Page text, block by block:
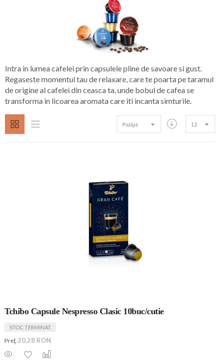
Intra in lumea cafelei prin capsulele pline de savoare si gust.
Regaseste momentul tau de relaxare, care te poarta pe taramul
de origine al cafelei din ceasca ta, unde bobul de cafea se
transforma in licoarea aromata care iti incanta simturile.
12
Poziţie
Tchibo Capsule Nespresso Clasic 10buc/cutie
STOC TERMINAT
Preţ:20,28 RON